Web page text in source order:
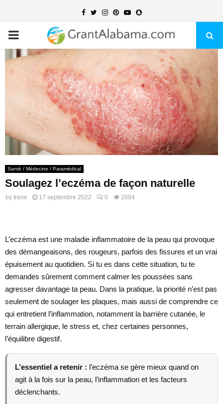
Facebook
TwitterInstagram
PinterestYoutubeSnapchat
PRIMARY
MENU
Santé / Médecine / Paramédical
Soulagez l’eczéma de façon naturelle
by Irene 17 septembre 2022 0 2084
L’eczéma est une maladie inflammatoire de la peau qui provoque
des démangeaisons, des rougeurs, parfois des fissures et un vrai
épuisement au quotidien. Si tu es dans cette situation, tu te
demandes sûrement comment calmer les poussées sans
agresser davantage ta peau. Dans la pratique, la priorité n’est pas
seulement de soulager les plaques, mais aussi de comprendre ce
qui entretient l’inflammation, notamment la barrière cutanée, le
terrain allergique, le stress et, chez certaines personnes,
l’équilibre digestif.
L’essentiel a retenir : l’eczéma se gère mieux quand on
agit à la fois sur la peau, l’inflammation et les facteurs
déclenchants.